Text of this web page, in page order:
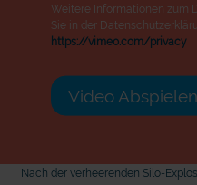
Weitere Informationen zum
Sie in der
https://vimeo.com/privacy
Video Abspielen
Nach der verheerenden Silo-